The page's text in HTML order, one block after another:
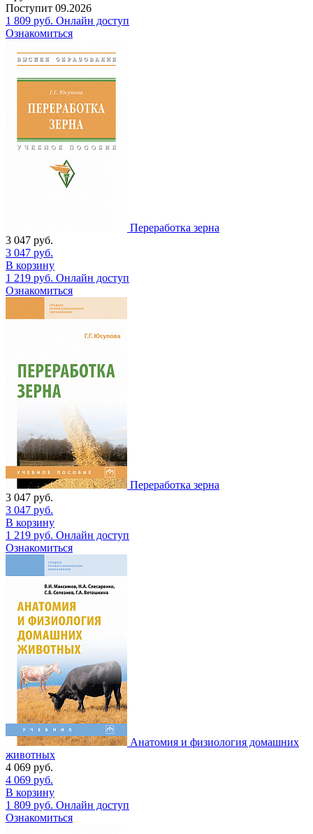
Поступит 09.2026
1 809 руб. Онлайн доступ
Ознакомиться
Переработка зерна
3 047 руб.
3 047 руб.
В корзину
1 219 руб. Онлайн доступ
Ознакомиться
Переработка зерна
3 047 руб.
3 047 руб.
В корзину
1 219 руб. Онлайн доступ
Ознакомиться
Анатомия и физиология домашних
животных
4 069 руб.
4 069 руб.
В корзину
1 809 руб. Онлайн доступ
Ознакомиться